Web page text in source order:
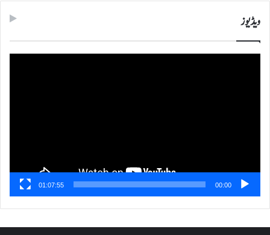
ویڈیوز
00:00
01:07:55